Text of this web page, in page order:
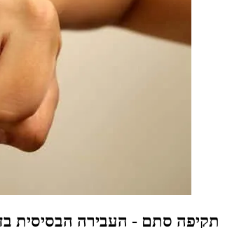
תקיפה סתם - העבירה הבסיסית